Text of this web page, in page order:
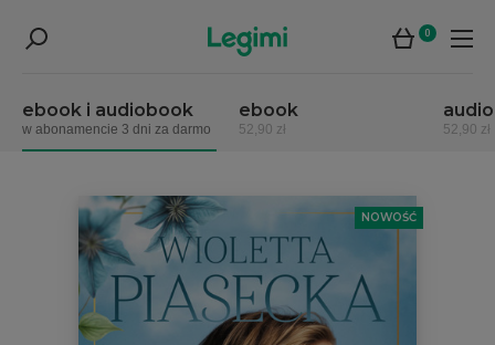
0
ebook i audiobook
w abonamencie 3 dni za darmo
ebook
52,90 zł 52,90 zł
NOWOŚĆ